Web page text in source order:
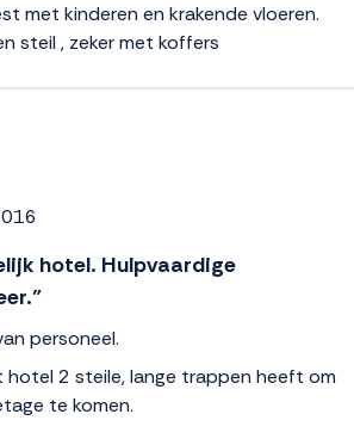
met kinderen en krakende vloeren.
steil , zeker met koffers
hotel. Hulpvaardige
personeel.
hotel 2 steile, lange trappen heeft om
te komen.